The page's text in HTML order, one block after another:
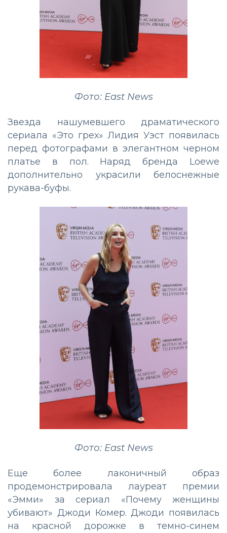
Фото: East News
Звезда нашумевшего драматического
сериала «Это грех» Лидия Уэст появилась
перед фотографами в элегантном черном
платье в пол. Наряд бренда Loewe
дополнительно украсили белоснежные
рукава-буфы.
Фото: East News
Еще более лаконичный образ
продемонстрировала лауреат премии
«Эмми» за сериал «Почему женщины
убивают» Джоди Комер. Джоди появилась
на красной дорожке в темно-синем